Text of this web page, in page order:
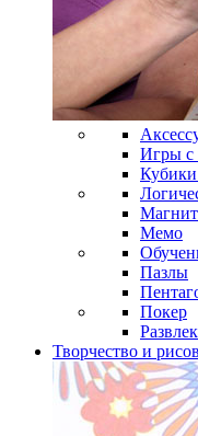
Игры с
Мемо
Пазлы
Покер
Творчество и